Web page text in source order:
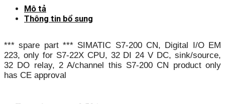
Mô tả
Thông tin bổ sung
*** spare part *** SIMATIC S7-200 CN, Digital I/O EM
223, only for S7-22X CPU, 32 DI 24 V DC, sink/source,
32 DO relay, 2 A/channel this S7-200 CN product only
has CE approval